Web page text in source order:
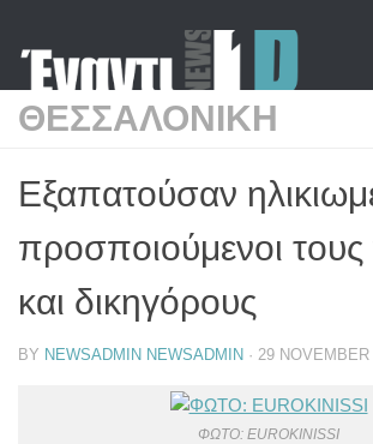
ΘΕΣΣΑΛΟΝΙΚΗ
Εξαπατούσαν
προσποιούμενοι τους
και δικηγόρους
BY NEWSADMIN NEWSADMIN · 29 NOVEMBER
ΦΩΤΟ: EUROKINISSI